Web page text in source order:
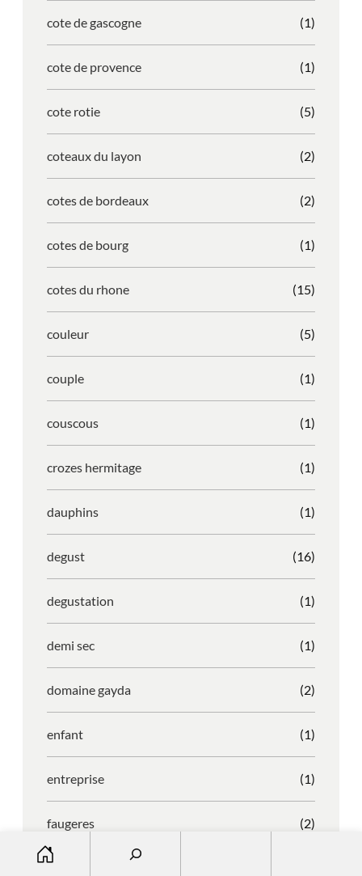
cote de gascogne (1)
cote de provence (1)
cote rotie (5)
coteaux du layon (2)
cotes de bordeaux (2)
cotes de bourg (1)
cotes du rhone (15)
couleur (5)
couple (1)
couscous (1)
crozes hermitage (1)
dauphins (1)
degust (16)
degustation (1)
demi sec (1)
domaine gayda (2)
enfant (1)
entreprise (1)
faugeres (2)
faustino